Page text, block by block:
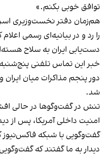
توافق خوبی بکنم.»
هم‌زمان دفتر نخست‌وزیری
را رد و در بیانیه‌ای رسمی
دست‌یابی ایران به سلاح
خبر این تماس تلفنی
دور پنجم مذاکرات میان ایران
شد.
تنش در گفت‌وگوها در حالی
امنیت داخلی آمریکا، پس از
گفت‌وگویی با شبکه فاکس‌نیوز
دیدار به ما گفتند که